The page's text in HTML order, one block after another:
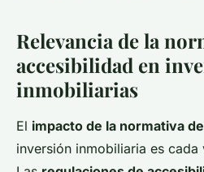
Relevancia de la
accesibilidad en
inmobiliarias
El impacto de la normativa
inversión inmobiliaria es